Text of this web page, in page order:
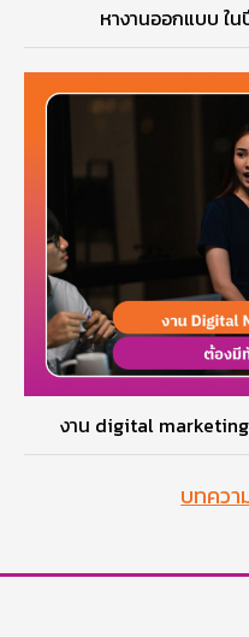
หางานออกแบบ ใน
งาน digital marketing
บทคว